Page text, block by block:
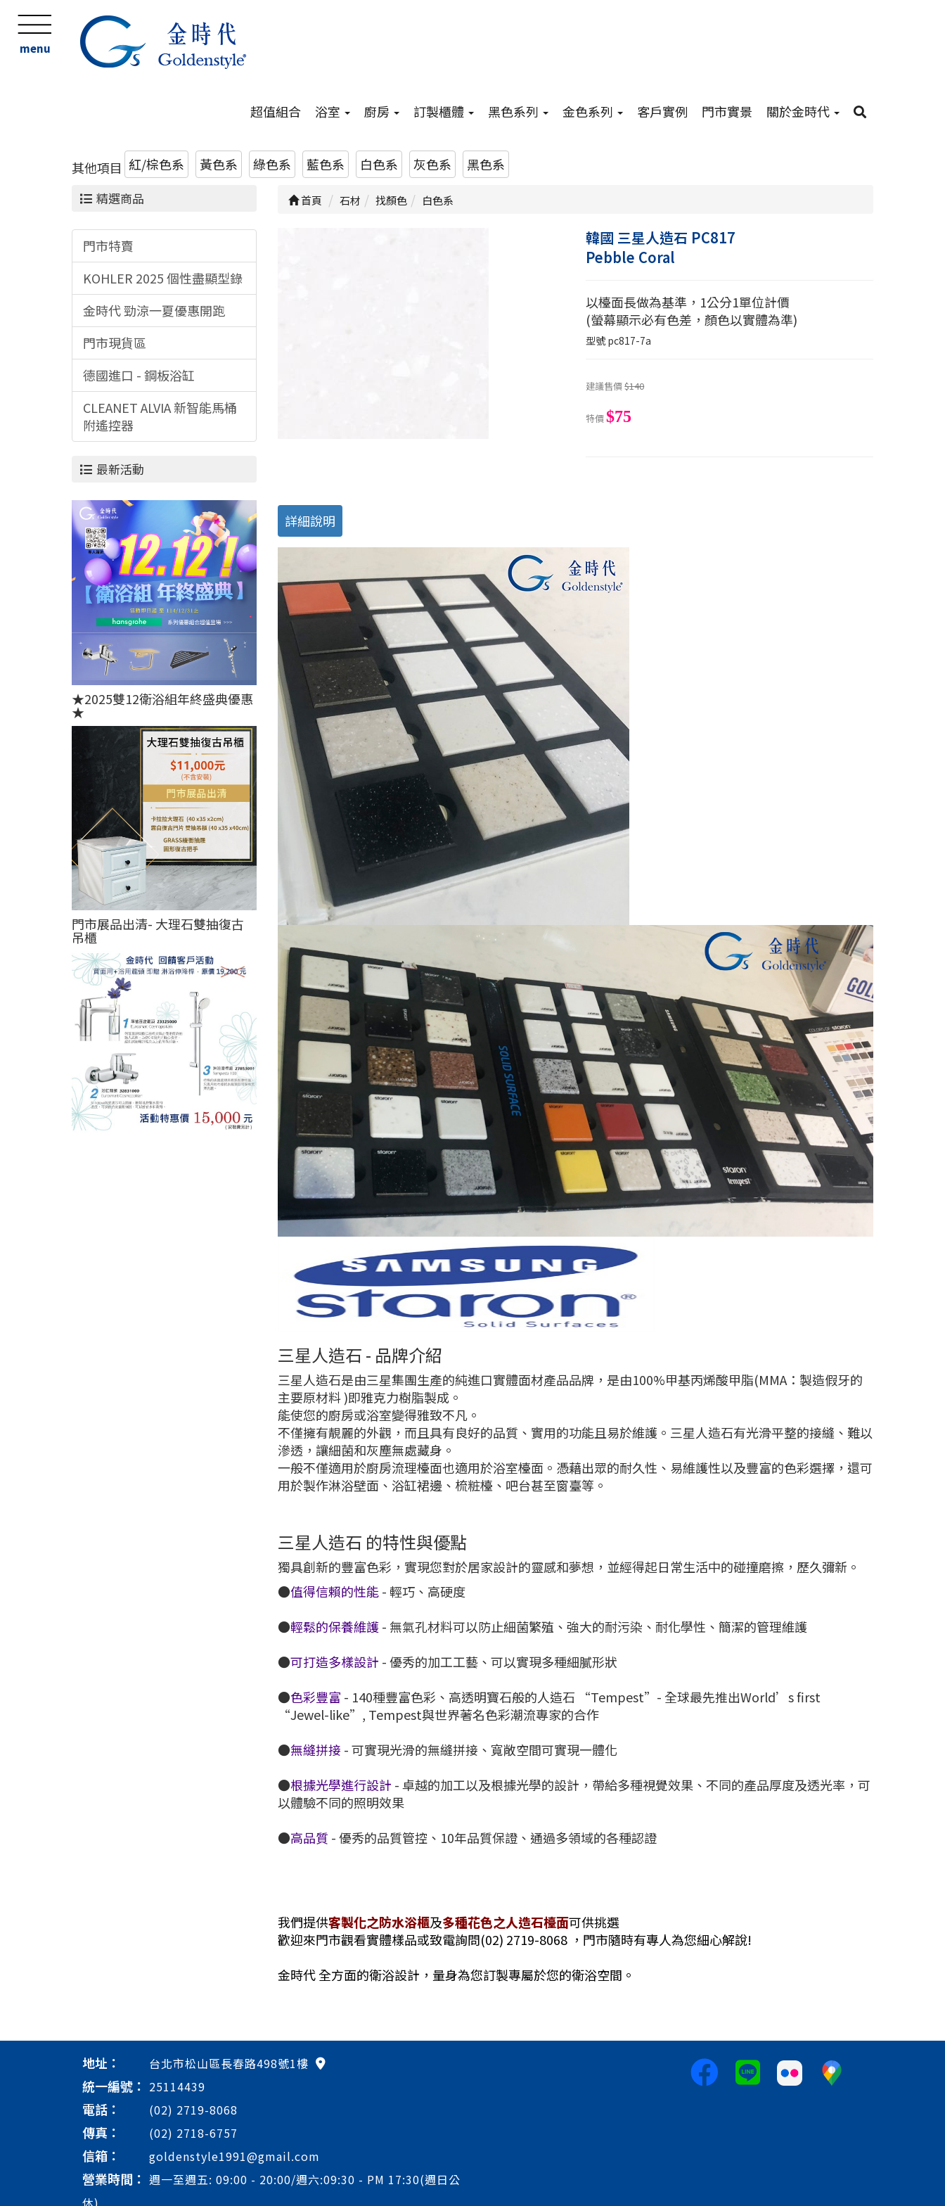
menu
超值組合 浴室 廚房 訂製櫃體 黑色系列 金色系列 客戶實例 門市實景 關於金時代
其他項目 紅/棕色系 黃色系 綠色系 藍色系 白色系 灰色系 黑色系
精選商品
門市特賣
KOHLER 2025 個性盡顯型錄
金時代 勁涼一夏優惠開跑
門市現貨區
德國進口 - 鋼板浴缸
CLEANET ALVIA 新智能馬桶
附遙控器
最新活動
★2025雙12衛浴組年終盛典優惠
★
門市展品出清- 大理石雙抽復古
吊櫃
首頁 石材 找顏色 白色系
韓國 三星人造石 PC817
Pebble Coral
以檯面長做為基準，1公分1單位計價
(螢幕顯示必有色差，顏色以實體為準)
型號pc817-7a
建議售價$140
特價$75
詳細說明
三星人造石 - 品牌介紹
三星人造石是由三星集團生產的純進口實體面材產品品牌，是由100%甲基丙烯酸甲脂(MMA：製造假牙的
主要原材料 )即雅克力樹脂製成。
能使您的廚房或浴室變得雅致不凡。
不僅擁有靚麗的外觀，而且具有良好的品質、實用的功能且易於維護。三星人造石有光滑平整的接縫、難以
滲透，讓細菌和灰塵無處藏身。
一般不僅適用於廚房流理檯面也適用於浴室檯面。憑藉出眾的耐久性、易維護性以及豐富的色彩選擇，還可
用於製作淋浴壁面、浴缸裙邊、梳粧檯、吧台甚至窗臺等。
三星人造石 的特性與優點
獨具創新的豐富色彩，實現您對於居家設計的靈感和夢想，並經得起日常生活中的碰撞磨擦，歷久彌新。
●值得信賴的性能- 輕巧、高硬度
●輕鬆的保養維護 - 無氣孔材料可以防止細菌繁殖、強大的耐污染、耐化學性、簡潔的管理維護
●可打造多樣設計 - 優秀的加工工藝、可以實現多種細膩形狀
●色彩豐富 - 140種豐富色彩、高透明寶石般的人造石 “Tempest”- 全球最先推出World’s first
“Jewel-like”, Tempest與世界著名色彩潮流專家的合作
●無縫拼接 - 可實現光滑的無縫拼接、寬敞空間可實現一體化
●根據光學進行設計 - 卓越的加工以及根據光學的設計，帶給多種視覺效果、不同的產品厚度及透光率，可
以體驗不同的照明效果
●高品質 - 優秀的品質管控、10年品質保證、通過多領域的各種認證
我們提供客製化之防水浴櫃及多種花色之人造石檯面可供挑選
歡迎來門市觀看實體樣品或致電詢問(02) 2719-8068 ，門市隨時有專人為您細心解說!
金時代 全方面的衛浴設計，量身為您訂製專屬於您的衛浴空間。
地址： 台北市松山區長春路498號1樓
統一編號： 25114439
電話： (02) 2719-8068
傳真： (02) 2718-6757
信箱： goldenstyle1991@gmail.com
營業時間： 週一至週五: 09:00 - 20:00/週六:09:30 - PM 17:30(週日公
休)